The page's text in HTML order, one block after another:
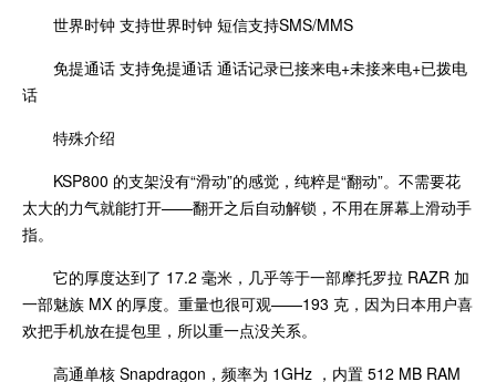
世界时钟 支持世界时钟 短信支持SMS/MMS
免提通话 支持免提通话 通话记录已接来电+未接来电+已拨电
话
特殊介绍
KSP800 的支架没有“滑动”的感觉，纯粹是“翻动”。不需要花
太大的力气就能打开——翻开之后自动解锁，不用在屏幕上滑动手
指。
它的厚度达到了 17.2 毫米，几乎等于一部摩托罗拉 RAZR 加
一部魅族 MX 的厚度。重量也很可观——193 克，因为日本用户喜
欢把手机放在提包里，所以重一点没关系。
高通单核 Snapdragon，频率为 1GHz ，内置 512 MB RAM